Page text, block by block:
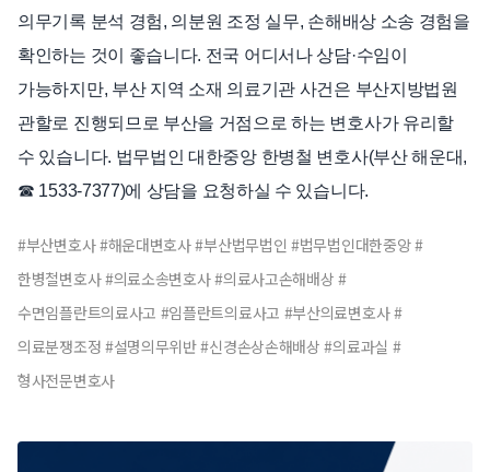
의무기록 분석 경험, 의분원 조정 실무, 손해배상 소송 경험을
확인하는 것이 좋습니다. 전국 어디서나 상담·수임이
가능하지만, 부산 지역 소재 의료기관 사건은 부산지방법원
관할로 진행되므로 부산을 거점으로 하는 변호사가 유리할
수 있습니다. 법무법인 대한중앙 한병철 변호사(부산 해운대,
☎ 1533-7377)에 상담을 요청하실 수 있습니다.
#부산변호사 #해운대변호사 #부산법무법인 #법무법인대한중앙 #
한병철변호사 #의료소송변호사 #의료사고손해배상 #
수면임플란트의료사고 #임플란트의료사고 #부산의료변호사 #
의료분쟁조정 #설명의무위반 #신경손상손해배상 #의료과실 #
형사전문변호사